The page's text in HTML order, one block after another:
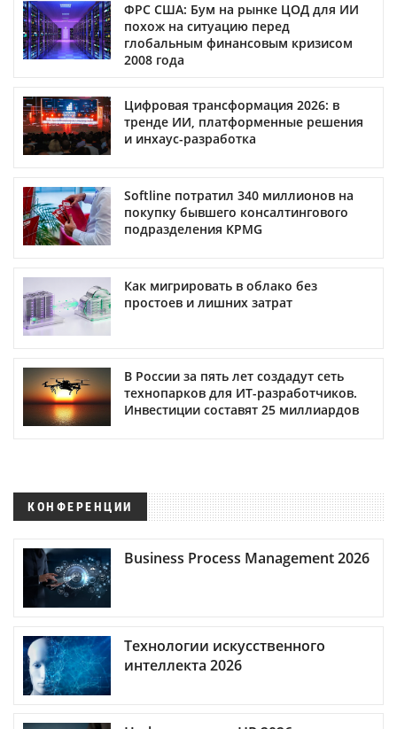
ФРС США: Бум на рынке ЦОД для ИИ
похож на ситуацию перед
глобальным финансовым кризисом
2008 года
Цифровая трансформация 2026: в
тренде ИИ, платформенные решения
и инхаус-разработка
Softline потратил 340 миллионов на
покупку бывшего консалтингового
подразделения KPMG
Как мигрировать в облако без
простоев и лишних затрат
В России за пять лет создадут сеть
технопарков для ИТ-разработчиков.
Инвестиции составят 25 миллиардов
КОНФЕРЕНЦИИ
Business Process Management 2026
Технологии искусственного
интеллекта 2026